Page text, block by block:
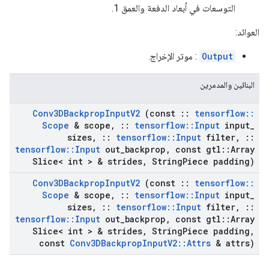
التوسعات في أبعاد الدفعة والعمق 1.
العوائد:
Output : موتر الإخراج.
البنائين والمدمرين
Conv3DBackpropInputV2 (const :: tensorflow::
Scope & scope , :: tensorflow:: Input input
sizes, :: tensorflow:: Input filter,
::
tensorflow:: Input out backprop , const gtl ::Array
Slice< int > & strides, StringPiece padding)
Conv3DBackpropInputV2 (const :: tensorflow::
Scope & scope , :: tensorflow:: Input input
sizes, :: tensorflow:: Input filter,
::
tensorflow:: Input out backprop , const gtl ::Array
Slice< int > & strides, StringPiece padding ,
const Conv3DBackpropInputV2::Attrs & attrs)